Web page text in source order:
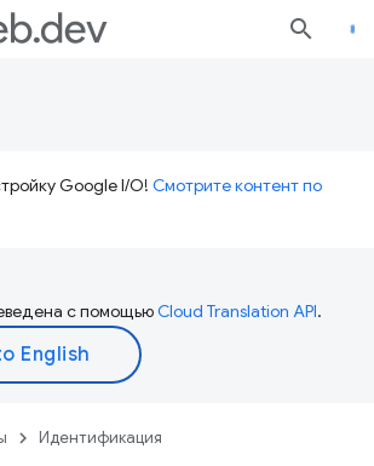
Google I/O! Смотрите контент по
с помощьюCloud Translation API.
Идентификация